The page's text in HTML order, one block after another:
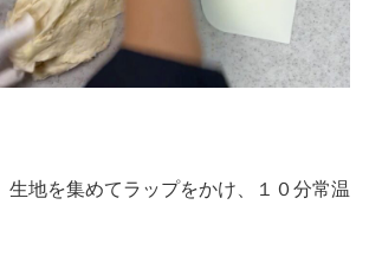
地を集めてラップをかけ、１０分常温